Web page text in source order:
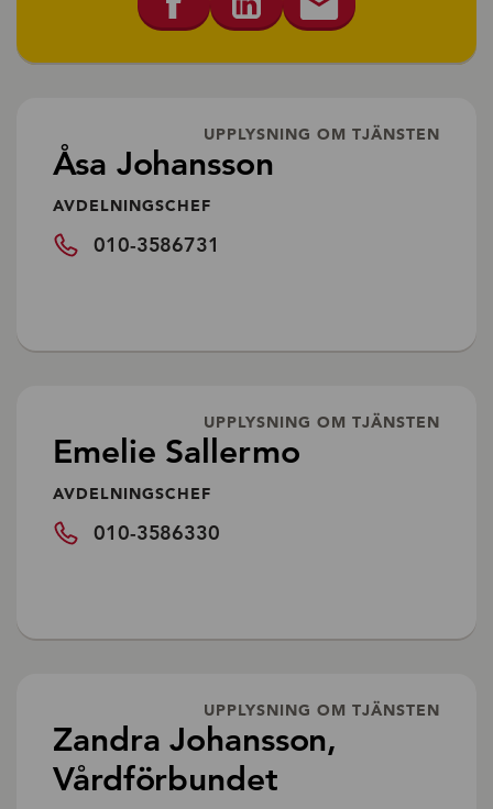
UPPLYSNING OM TJÄNSTEN
Åsa Johansson
AVDELNINGSCHEF
010-3586731
UPPLYSNING OM TJÄNSTEN
Emelie Sallermo
AVDELNINGSCHEF
010-3586330
UPPLYSNING OM TJÄNSTEN
Zandra Johansson,
Vårdförbundet